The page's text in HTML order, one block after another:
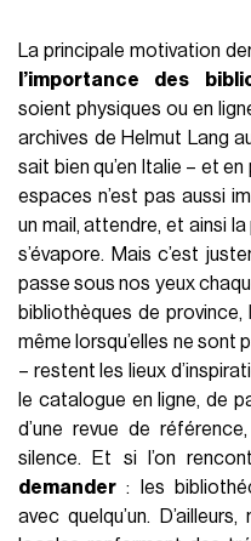
La principale motivation
l’importance des
soient physiques ou en
archives de Helmut Lang
sait bien qu’en Italie – et
espaces n’est pas aussi
un mail, attendre, et ainsi
s’évapore. Mais c’est
passe sous nos yeux
bibliothèques de province,
même lorsqu’elles ne sont
– restent les lieux
le catalogue en ligne, de
d’une revue de
silence. Et si l’on
demander : les
avec quelqu’un.